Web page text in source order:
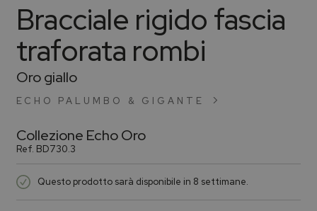
ECHO PALUMBO & GIGANTE
Bracciale rigido fascia
traforata rombi
Oro giallo
Collezione Echo Oro
Ref. BD730.3
Questo prodotto sarà disponibile in 8 settimane.